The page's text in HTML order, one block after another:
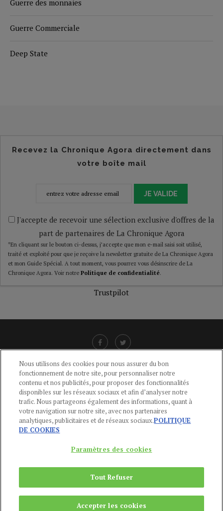
Guerre des monnaies
Guerre Commerciale
Deep State
Recevez la Chronique Agora directement dans
votre boîte mail
JE VALIDE
J'accepte de recevoir une sélection exclusive d'offres de la
part de partenaires de La Chronique Agora
*En cliquant sur le bouton ci-dessus, j’accepte que mon e-mail saisi soit utilisé,
traité et exploité pour que je reçoive la newsletter gratuite de La Chronique Agora
et mon Guide Spécial. A tout moment, vous pourrez vous désinscrire de La
Chronique Agora. Voir notre Politique de confidentialité.
Trustpilot
CGU-POLITIQUE DE CONFIDENTIALITÉ -POLITIQUE DES COOKIES
MENTIONS LÉGALES -AIDE
CONTACT
01 44 59 91 11
Du Lundi au Vendredi, 9h-13h et 14h-17h
Copyright © 2024Publications Agora
Nous utilisons des cookies pour nous assurer du bon
fonctionnement de notre site, pour personnaliser notre
contenu et nos publicités, pour proposer des fonctionnalités
disponibles sur les réseaux sociaux et afin d’analyser notre
trafic. Nous partageons également des informations, quant à
votre navigation sur notre site, avec nos partenaires
analytiques, publicitaires et de réseaux sociaux.POLITIQUE
DE COOKIES
Paramètres des cookies
Tout Refuser
Accepter les cookies